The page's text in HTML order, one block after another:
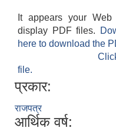
It appears your
display PDF files.
here to download the
file.
प्रकार:
राजपत्र
आर्थिक वर्ष: